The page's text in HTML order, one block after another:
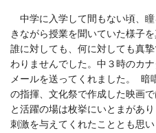
中学に入学して間もない頃、
きながら授業を聞いていた様子
誰に対しても、何に対しても真
わりませんでした。中３時のカ
メールを送ってくれました。 暗
の指揮、文化祭で作成した映画
と活躍の場は枚挙にいとまがあ
刺激を与えてくれたこととも思